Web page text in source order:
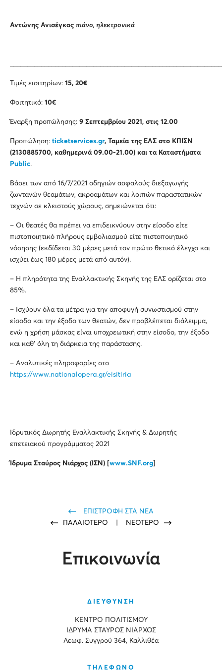
Αντώνης Ανισέγκος πιάνο, ηλεκτρονικά
Τιμές εισιτηρίων: 15, 20€
Φοιτητικό: 10€
Έναρξη προπώλησης: 9 Σεπτεμβρίου 2021, στις 12.00
Προπώληση: ticketservices.gr, Ταμεία της ΕΛΣ στο ΚΠΙΣΝ
(2130885700, καθημερινά 09.00-21.00) και τα Καταστήματα
Public.
Βάσει των από 16/7/2021 οδηγιών ασφαλούς διεξαγωγής
ζωντανών θεαμάτων, ακροαμάτων και λοιπών παραστατικών
τεχνών σε κλειστούς χώρους, σημειώνεται ότι:
– Οι θεατές θα πρέπει να επιδεικνύουν στην είσοδο είτε
πιστοποιητικό πλήρους εμβολιασμού είτε πιστοποιητικό
νόσησης (εκδίδεται 30 μέρες μετά τον πρώτο θετικό έλεγχο και
ισχύει έως 180 μέρες μετά από αυτόν).
– Η πληρότητα της Εναλλακτικής Σκηνής της ΕΛΣ ορίζεται στο
85%.
– Ισχύουν όλα τα μέτρα για την αποφυγή συνωστισμού στην
είσοδο και την έξοδο των θεατών, δεν προβλέπεται διάλειμμα,
ενώ η χρήση μάσκας είναι υποχρεωτική στην είσοδο, την έξοδο
και καθ’ όλη τη διάρκεια της παράστασης.
– Αναλυτικές πληροφορίες στο
https://www.nationalopera.gr/eisitiria
Ιδρυτικός Δωρητής Εναλλακτικής Σκηνής & Δωρητής
επετειακού προγράμματος 2021
Ίδρυμα Σταύρος Νιάρχος (ΙΣΝ) [ www.SNF.org
ΕΠΙΣΤΡΟΦΗ ΣΤΑ ΝΕΑ
ΠΑΛΑΙΟΤΕΡΟ
ΝΕΟΤΕΡΟ
Επικοινωνία
ΔΙΕΥΘΥΝΣΗ
ΚΕΝΤΡΟ ΠΟΛΙΤΙΣΜΟΥ
ΙΔΡΥΜΑ ΣΤΑΥΡΟΣ ΝΙΑΡΧΟΣ
Λεωφ. Συγγρού 364, Καλλιθέα
ΤΗΛΕΦΩΝΟ